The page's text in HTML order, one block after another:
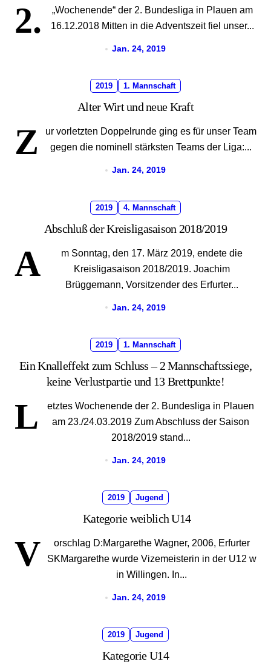
2.
„Wochenende“ der 2. Bundesliga in Plauen am
16.12.2018 Mitten in die Adventszeit fiel unser...
Jan. 24, 2019
2019 1. Mannschaft
Alter Wirt und neue Kraft
Z
ur vorletzten Doppelrunde ging es für unser Team
gegen die nominell stärksten Teams der Liga:...
Jan. 24, 2019
2019 4. Mannschaft
Abschluß der Kreisligasaison 2018/2019
A
m Sonntag, den 17. März 2019, endete die
Kreisligasaison 2018/2019. Joachim
Brüggemann, Vorsitzender des Erfurter...
Jan. 24, 2019
2019 1. Mannschaft
Ein Knalleffekt zum Schluss – 2 Mannschaftssiege,
keine Verlustpartie und 13 Brettpunkte!
L
etztes Wochenende der 2. Bundesliga in Plauen
am 23./24.03.2019 Zum Abschluss der Saison
2018/2019 stand...
Jan. 24, 2019
2019 Jugend
Kategorie weiblich U14
V
orschlag D:Margarethe Wagner, 2006, Erfurter
SKMargarethe wurde Vizemeisterin in der U12 w
in Willingen. In...
Jan. 24, 2019
2019 Jugend
Kategorie U14